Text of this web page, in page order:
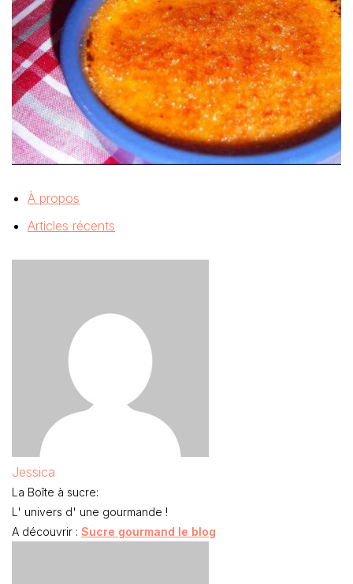
À propos
Articles récents
Jessica
La Boîte à sucre:
L' univers d' une gourmande !
A découvrir : Sucre gourmand le blog